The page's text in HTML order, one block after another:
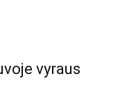
vyraus